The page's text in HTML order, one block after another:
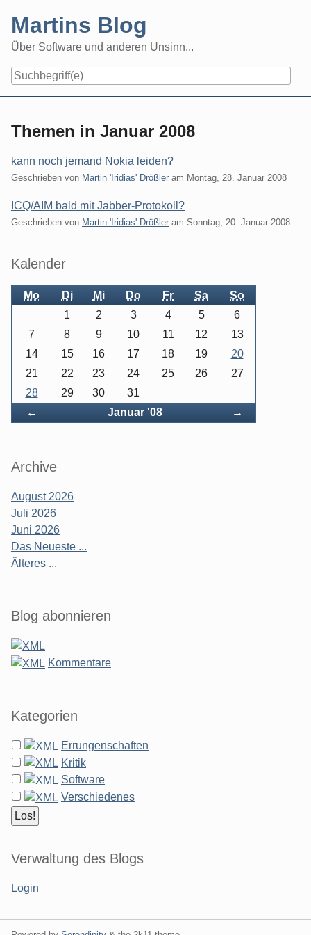
content
Martins Blog
Über Software und anderen Unsinn...
Themen in Januar 2008
kann noch jemand Nokia leiden?
Geschrieben von Martin 'Iridias' Drößler am Montag, 28. Januar 2008
ICQ/AIM bald mit Jabber-Protokoll?
Geschrieben von Martin 'Iridias' Drößler am Sonntag, 20. Januar 2008
Seitenleiste
Kalender
Mo Di Mi Do Fr Sa So
← Januar '08 Vorwärts
→
1 2 3 4 5
6
7
8 9 10 11 12
13
14
15 16 17 18 19
20
21
22 23 24 25 26
27
28
29 30 31
Archive
August 2026
Juli 2026
Juni 2026
Das Neueste ...
Älteres ...
Blog abonnieren
Kommentare
Kategorien
Errungenschaften
Kritik
Software
Verschiedenes
Verwaltung des Blogs
Login